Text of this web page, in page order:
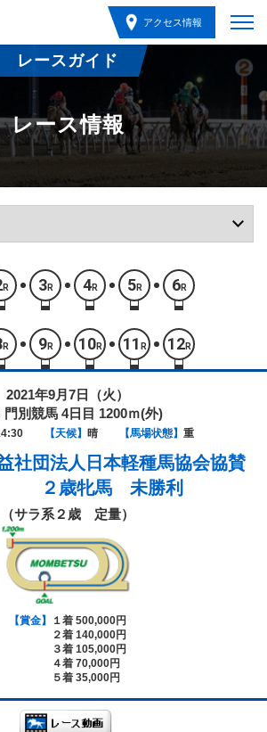
アクセス情報
レースガイド
レース情報
R 3R 4R 5R 6R
R 9R 10R 11 R 12R
2021年9月7日（火）
門別競馬 4日目 1200ｍ(外)
【天候】 晴 【馬場状態】 重
社団法人日本軽種馬協会協賛
２歳牝馬 未勝利
（サラ系２歳 定量）
【賞金】
１着 500,000円
２着 140,000円
３着 105,000円
４着 70,000円
５着 35,000円